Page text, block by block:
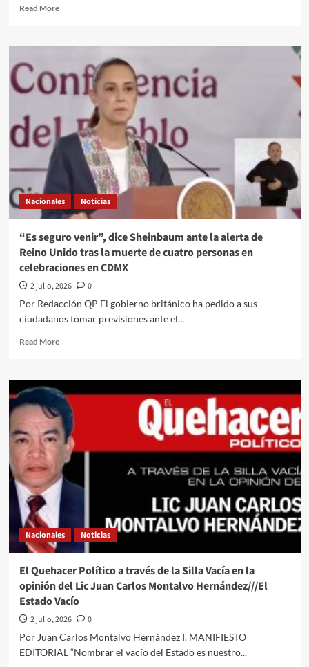
Read MoreRead
Detienen
Gilda
hermana
Emilio
Lozoya;
implican
caso
Agronitrogenados
operaciones
con
recursos
ilícitos
Nacionales Noticias
“Es seguro venir”, dice Sheinbaum ante la alerta de
Reino Unido tras la muerte de cuatro personas en
celebraciones en CDMX
2 julio, 2026
0
Por Redacción QP El gobierno británico ha pedido a sus
ciudadanos tomar previsiones ante el...
Read MoreRead
“Es
seguro
venir”,
dice
Sheinbaum
ante
alerta
de
Reino
Unido
tras
la
muerte
cuatro
personas
en
celebraciones
CDMX
Nacionales Noticias
El Quehacer Político a través de la Silla Vacía en la
opinión del Lic Juan Carlos Montalvo Hernández///El
Estado Vacío
2 julio, 2026
0
Por Juan Carlos Montalvo Hernández I. MANIFIESTO
EDITORIAL “Nombrar el vacío del Estado es nuestro...